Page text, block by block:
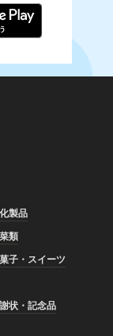
製品
類
子・スイーツ
状・記念品